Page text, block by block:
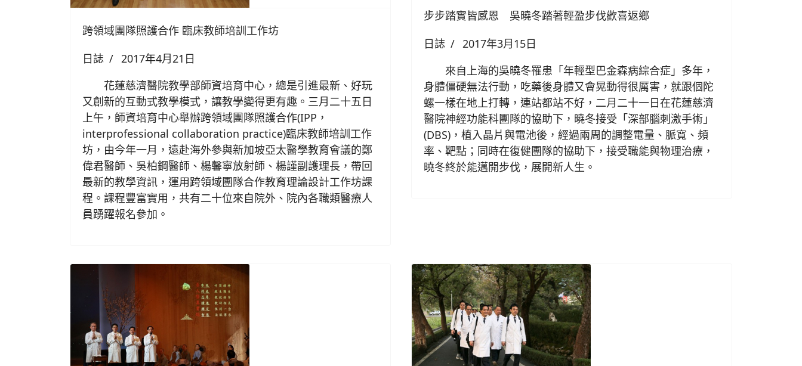
跨領域團隊照護合作 臨床教師培訓工作坊
日誌
2017年4月21日
花蓮慈濟醫院教學部師資培育中心，總是引進最新、好玩
又創新的互動式教學模式，讓教學變得更有趣。三月二十五日
上午，師資培育中心舉辦跨領域團隊照護合作(IPP，
interprofessional collaboration practice)臨床教師培訓工作
坊，由今年一月，遠赴海外參與新加坡亞太醫學教育會議的鄭
偉君醫師、吳柏鋼醫師、楊馨寧放射師、楊謹副護理長，帶回
最新的教學資訊，運用跨領域團隊合作教育理論設計工作坊課
程。課程豐富實用，共有二十位來自院外、院內各職類醫療人
員踴躍報名參加。
步步踏實皆感恩 吳曉冬踏著輕盈步伐歡喜返鄉
日誌
2017年3月15日
來自上海的吳曉冬罹患「年輕型巴金森病綜合症」多年，
身體僵硬無法行動，吃藥後身體又會晃動得很厲害，就跟個陀
螺一樣在地上打轉，連站都站不好，二月二十一日在花蓮慈濟
醫院神經功能科團隊的協助下，曉冬接受「深部腦刺激手術」
(DBS)，植入晶片與電池後，經過兩周的調整電量、脈寬、頻
率、靶點；同時在復健團隊的協助下，接受職能與物理治療，
曉冬終於能邁開步伐，展開新人生。